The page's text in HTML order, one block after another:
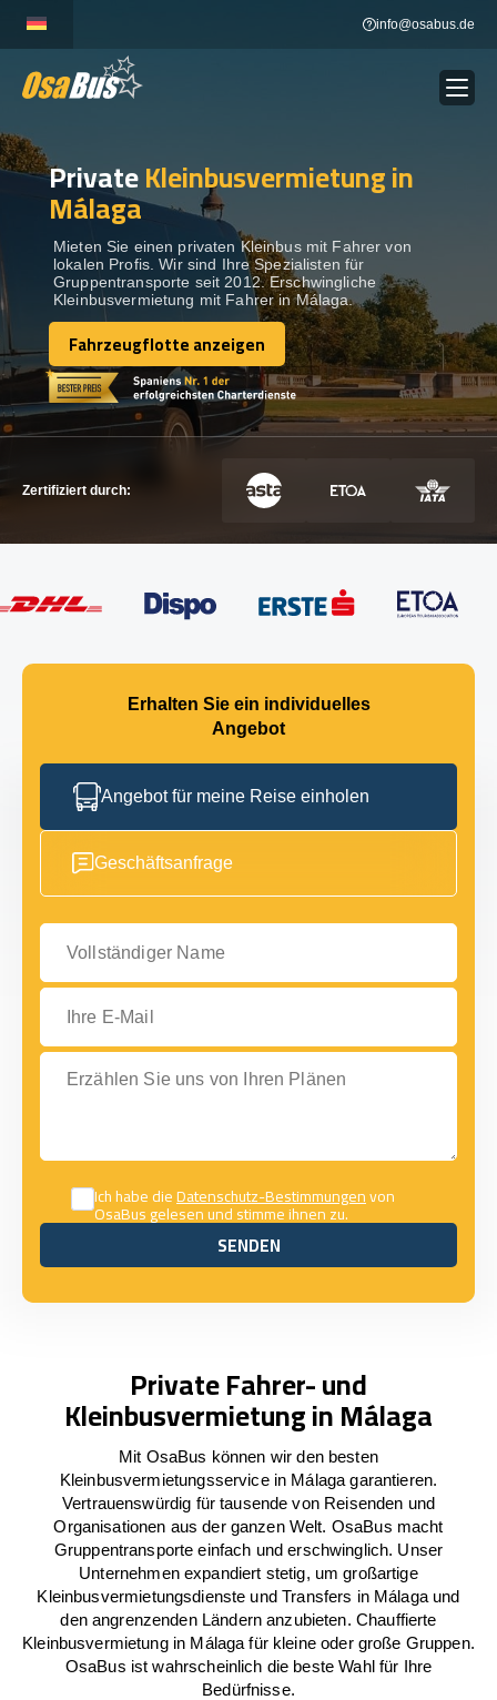
content
info@osabus.de
BUSVERMIETUNG Show dropdown
REISEZIELE
FLOTTE
KONTAKTIEREN SIE UNS
KONTAKTIEREN SIE UNS
PrivateKleinbusvermietung in
Málaga
Mieten Sie einen privaten Kleinbus mit Fahrer von
lokalen Profis. Wir sind Ihre Spezialisten für
Gruppentransporte seit 2012. Erschwingliche
Kleinbusvermietung mit Fahrer in Málaga.
Fahrzeugflotte anzeigen
Fahrzeugflotte anzeigen
Zertifiziert durch:
Erhalten Sie ein individuelles
Angebot
Angebot für meine Reise einholen
Geschäftsanfrage
Vollständiger Name
Ihre E-Mail
Erzählen Sie uns von Ihren Plänen
Ich habe dieDatenschutz-Bestimmungenvon
OsaBus gelesen und stimme ihnen zu.
SENDEN
SENDEN
Private Fahrer- und
Kleinbusvermietung in Málaga
Mit OsaBus können wir den besten
Kleinbusvermietungsservice in Málaga garantieren.
Vertrauenswürdig für tausende von Reisenden und
Organisationen aus der ganzen Welt. OsaBus macht
Gruppentransporte einfach und erschwinglich. Unser
Unternehmen expandiert stetig, um großartige
Kleinbusvermietungsdienste und Transfers in Málaga und
den angrenzenden Ländern anzubieten. Chauffierte
Kleinbusvermietung in Málaga für kleine oder große Gruppen.
OsaBus ist wahrscheinlich die beste Wahl für Ihre
Bedürfnisse.